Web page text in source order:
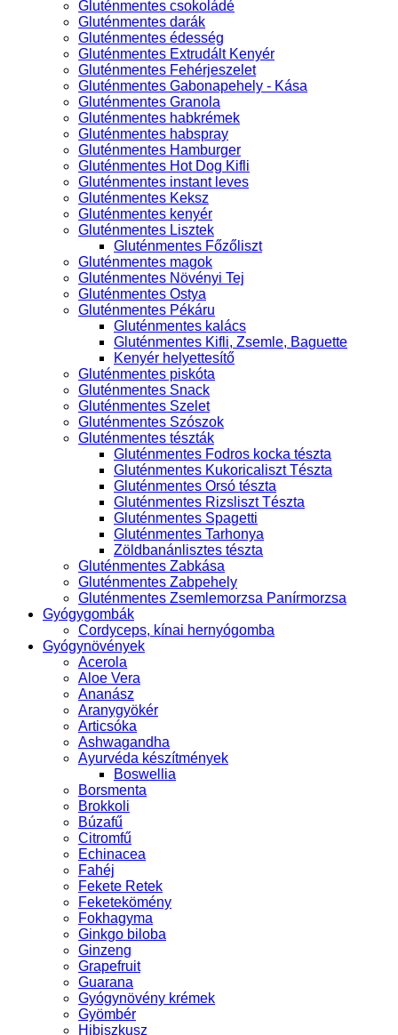
Gluténmentes csokoládé
Gluténmentes darák
Gluténmentes édesség
Gluténmentes Extrudált Kenyér
Gluténmentes Fehérjeszelet
Gluténmentes Gabonapehely - Kása
Gluténmentes Granola
Gluténmentes habkrémek
Gluténmentes habspray
Gluténmentes Hamburger
Gluténmentes Hot Dog Kifli
Gluténmentes instant leves
Gluténmentes Keksz
Gluténmentes kenyér
Gluténmentes Lisztek
Gluténmentes Főzőliszt
Gluténmentes magok
Gluténmentes Növényi Tej
Gluténmentes Ostya
Gluténmentes Pékáru
Gluténmentes kalács
Gluténmentes Kifli, Zsemle, Baguette
Kenyér helyettesítő
Gluténmentes piskóta
Gluténmentes Snack
Gluténmentes Szelet
Gluténmentes Szószok
Gluténmentes tészták
Gluténmentes Fodros kocka tészta
Gluténmentes Kukoricaliszt Tészta
Gluténmentes Orsó tészta
Gluténmentes Rizsliszt Tészta
Gluténmentes Spagetti
Gluténmentes Tarhonya
Zöldbanánlisztes tészta
Gluténmentes Zabkása
Gluténmentes Zabpehely
Gluténmentes Zsemlemorzsa Panírmorzsa
Gyógygombák
Cordyceps, kínai hernyógomba
Gyógynövények
Acerola
Aloe Vera
Ananász
Aranygyökér
Articsóka
Ashwagandha
Ayurvéda készítmények
Boswellia
Borsmenta
Brokkoli
Búzafű
Citromfű
Echinacea
Fahéj
Fekete Retek
Feketekömény
Fokhagyma
Ginkgo biloba
Ginzeng
Grapefruit
Guarana
Gyógynövény krémek
Gyömbér
Hibiszkusz